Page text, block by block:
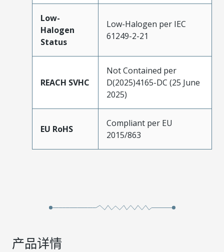
Low-
Halogen
Status
Low-Halogen per IEC
61249-2-21
REACH SVHC
Not Contained per
D(2025)4165-DC (25 June
2025)
EU RoHS
Compliant per EU
2015/863
产品详情